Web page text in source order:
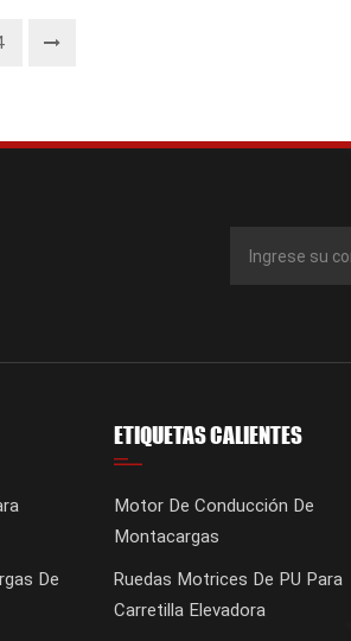
De
ETIQUETAS CALIENTES
Motor De Conducción De
Montacargas
Ruedas Motrices De PU Para
Carretilla Elevadora